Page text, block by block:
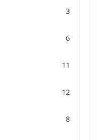
3
6
11
12
8